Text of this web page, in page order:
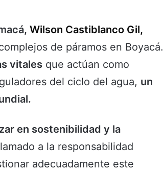
Wilson Castiblanco Gil,
de páramos en Boyacá.
vitales que actúan como
del ciclo del agua, un
en sostenibilidad y la
a la responsabilidad
adecuadamente este